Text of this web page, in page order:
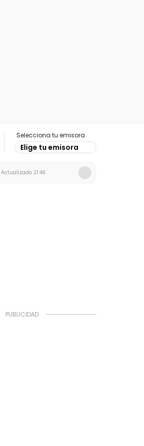
Selecciona tu emisora
Elige tu emisora
Actualizado 21:46